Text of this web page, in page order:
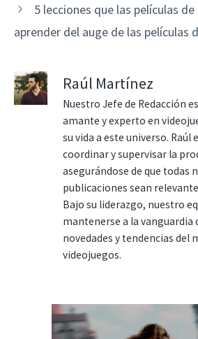
5 lecciones que las películas
aprender del auge de las películas
Raúl Martínez
Nuestro Jefe de Redacción
amante y experto en
su vida a este universo. Raúl
coordinar y supervisar la
asegurándose de que todas
publicaciones sean
Bajo su liderazgo, nuestro
mantenerse a la vanguardia
novedades y tendencias del
videojuegos.